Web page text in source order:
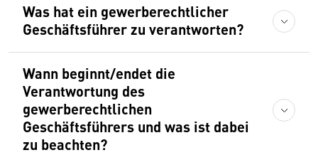
Was hat ein gewerberechtlicher
Geschäftsführer zu verantworten?
Wann beginnt/endet die
Verantwortung des
gewerberechtlichen
Geschäftsführers und was ist dabei
zu beachten?